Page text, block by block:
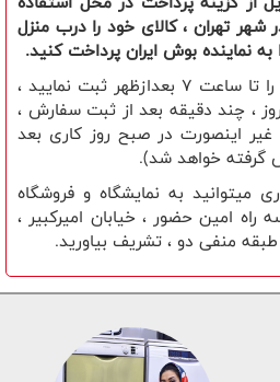
شهر تهران ، کالای خود را درب منزل
به نماینده بوش ایران پرداخت کنید.
(در صورتی که سفارش خود را تا ساعت 7 بعدازظهر ثبت نمایید ،
، چند دقیقه بعد از ثبت سفارش ،
اینصورت در صبح روز کاری بعد
میتوانید به نمایشگاه و فروشگاه
راه امین حضور ، خیابان امیرکبیر ،
منفی دو ، تشریف بیاورید.